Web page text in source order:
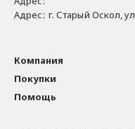
Адрес: г. Старый Оскол,
Компания
Покупки
Помощь